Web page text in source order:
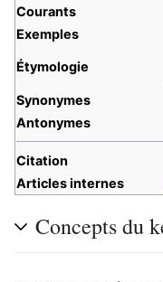
Courants
Exemples
Étymologie
Synonymes
Antonymes
Citation
Articles internes
Concepts du